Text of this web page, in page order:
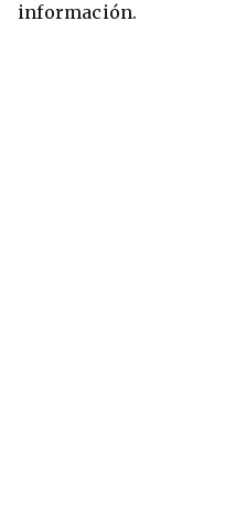
información.